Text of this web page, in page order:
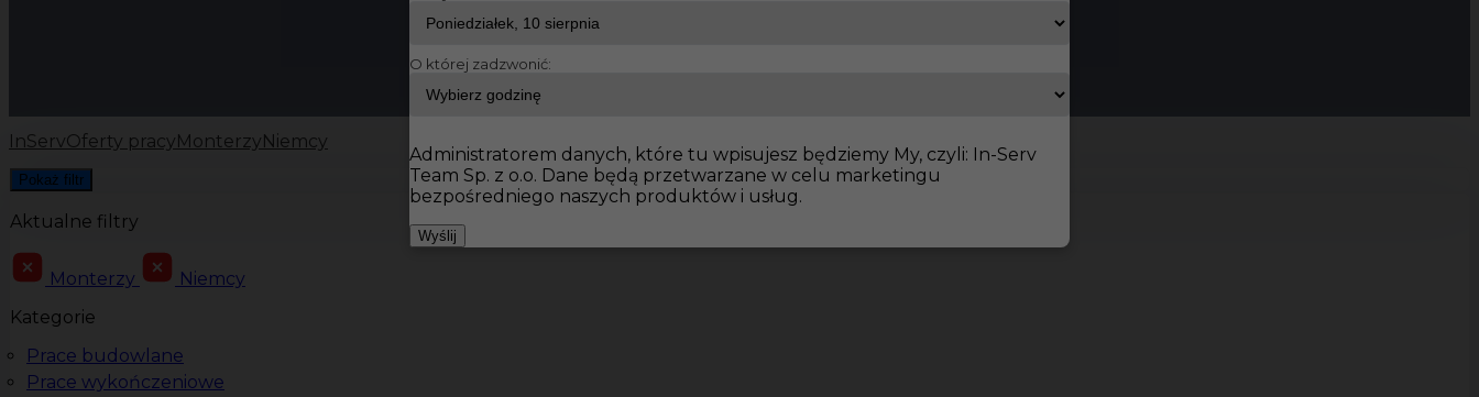
InServOferty pracy Monterzy Niemcy
Pokaż filtr
Aktualne filtry
Monterzy
Niemcy
Kategorie
Prace budowlane
Prace wykończeniowe
O której zadzwonić:
Administratorem danych, które tu wpisujesz będziemy My, czyli: In-Serv
Team Sp. z o.o. Dane będą przetwarzane w celu marketingu
bezpośredniego naszych produktów i usług.
Wyślij